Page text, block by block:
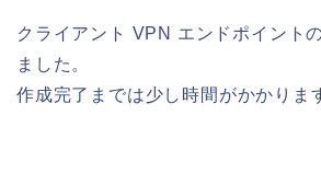
クライアント VPN エンドポイント
ました。
作成完了までは少し時間がかかりま